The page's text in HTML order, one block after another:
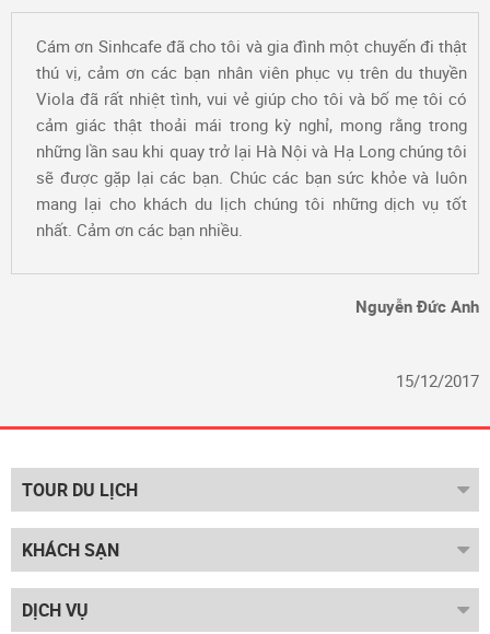
Cám ơn Sinhcafe đã cho tôi và gia đình một chuyến đi thật
thú vị, cảm ơn các bạn nhân viên phục vụ trên du thuyền
Viola đã rất nhiệt tình, vui vẻ giúp cho tôi và bố mẹ tôi có
cảm giác thật thoải mái trong kỳ nghỉ, mong rằng trong
những lần sau khi quay trở lại Hà Nội và Hạ Long chúng tôi
sẽ được gặp lại các bạn. Chúc các bạn sức khỏe và luôn
mang lại cho khách du lịch chúng tôi những dịch vụ tốt
nhất. Cảm ơn các bạn nhiều.
Nguyễn Đức Anh
15/12/2017
TOUR DU LỊCH
KHÁCH SẠN
DỊCH VỤ